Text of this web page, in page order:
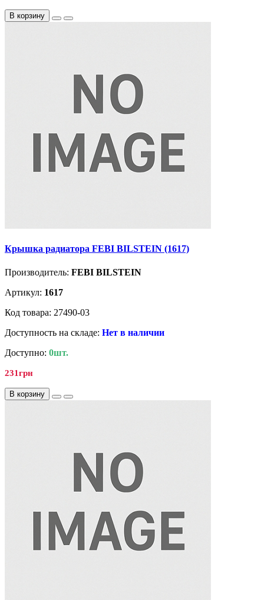
В корзину
Крышка радиатора FEBI BILSTEIN (1617)
Производитель: FEBI BILSTEIN
Артикул: 1617
Код товара: 27490-03
Доступность на складе: Нет в наличии
Доступно: 0шт.
231грн
В корзину